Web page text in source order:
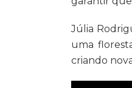
Júlia
uma
criando